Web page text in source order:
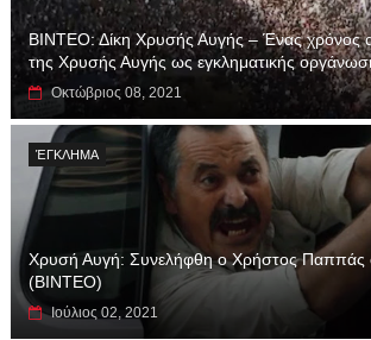
ΒΙΝΤΕΟ: Δίκη Χρυσής Αυγής – Ένας χρόνος
της Χρυσής Αυγής ως εγκληματικής
Οκτώβριος 08, 2021
ΈΓΚΛΗΜΑ
Χρυσή Αυγή: Συνελήφθη ο Χρήστος
(BINTEO)
Ιούλιος 02, 2021